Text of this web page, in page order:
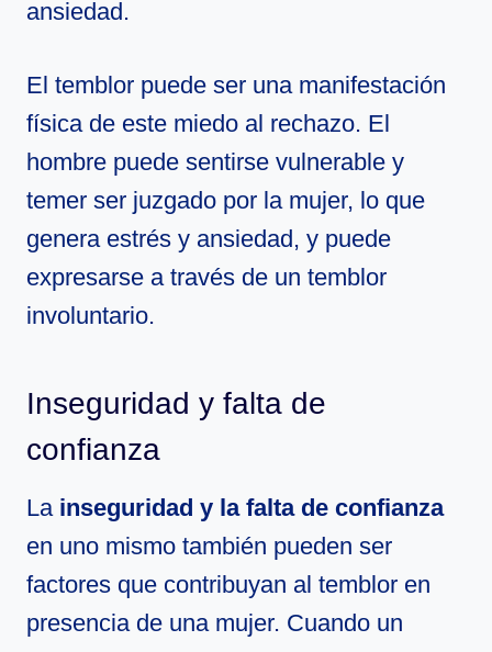
ansiedad.
El temblor puede ser una manifestación
física de este miedo al rechazo. El
hombre puede sentirse vulnerable y
temer ser juzgado por la mujer, lo que
genera estrés y ansiedad, y puede
expresarse a través de un temblor
involuntario.
Inseguridad y falta de
confianza
Lainseguridad y la falta de confianza
en uno mismo también pueden ser
factores que contribuyan al temblor en
presencia de una mujer. Cuando un